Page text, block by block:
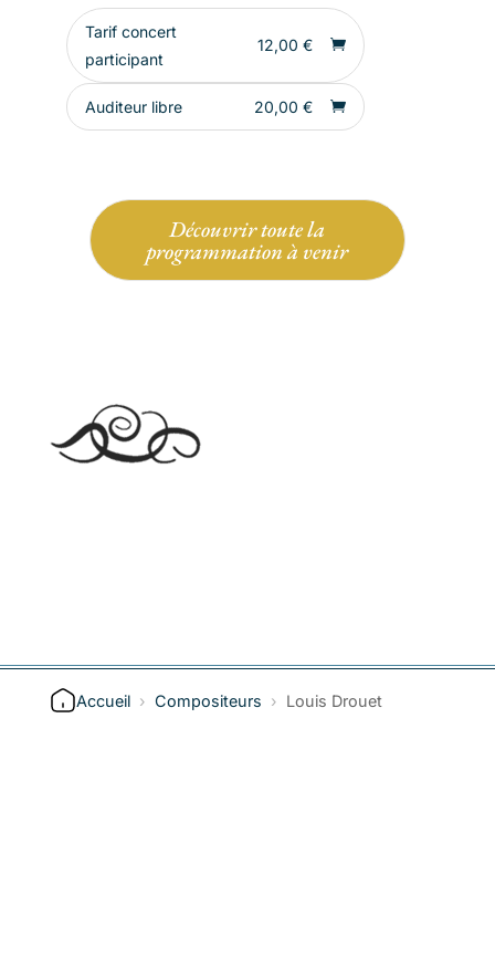
Tarif concert
participant
12,00 €
Auditeur libre 20,00 €
Découvrir toute la
programmation à venir
Accueil › Compositeurs › Louis Drouet